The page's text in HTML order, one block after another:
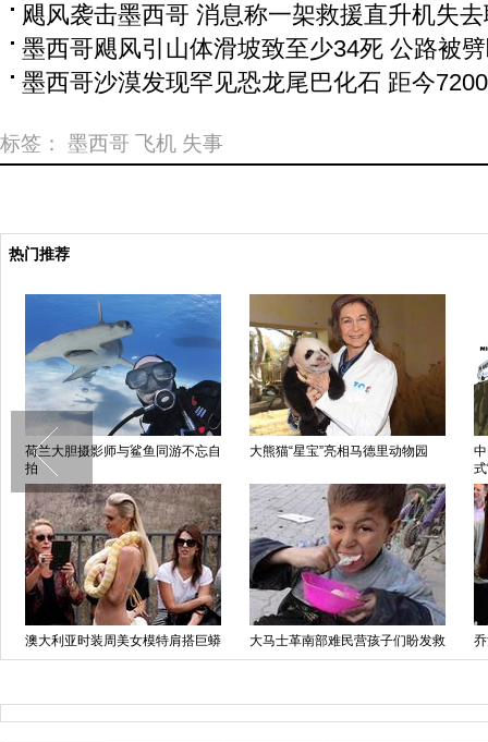
飓风袭击墨西哥 消息称一架救援直升机失
墨西哥飓风引山体滑坡致至少34死 公路被
墨西哥沙漠发现罕见恐龙尾巴化石 距今
标签： 墨西哥 飞机 失事
热门推荐
荷兰大胆摄影师与鲨鱼同游不忘自
拍
大熊猫“星宝”亮相马德里动物园
式
澳大利亚时装周美女模特肩搭巨蟒
上秀台
大马士革南部难民营孩子们盼发救
济食品